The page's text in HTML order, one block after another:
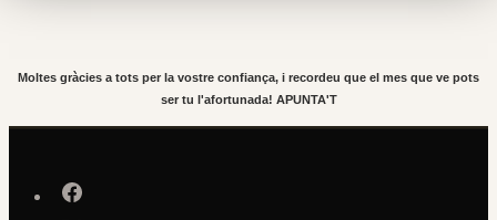
Moltes gràcies a tots per la vostre confiança, i recordeu que el mes que ve pots
ser tu l'afortunada! APUNTA'T